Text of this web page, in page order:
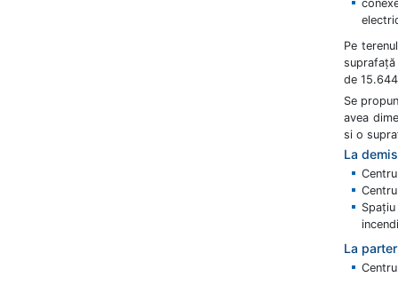
Pe
de
Se
avea
si o
La
La